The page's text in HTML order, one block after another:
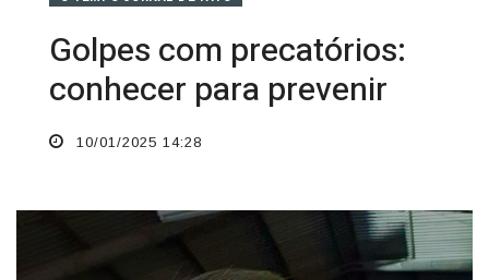
O TEMPO JORNAL DE FATO
Golpes com precatórios:
10/01/2025 14:28